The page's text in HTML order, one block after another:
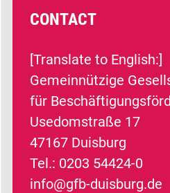
CONTACT
[Translate to English:]
Gemeinnützige
für
Usedomstraße 17
47167 Duisburg
Tel.: 0203 54424-0
info@gfb-duisburg.de